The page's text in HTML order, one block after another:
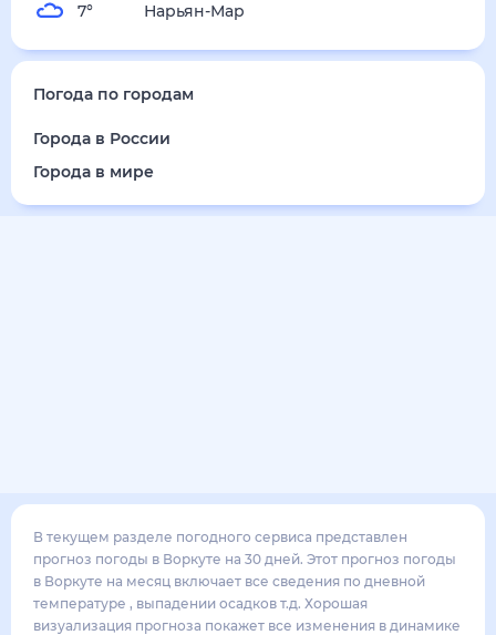
7° Нарьян-Мар
Погода по городам
Города в России
Города в мире
В текущем разделе погодного сервиса представлен
прогноз погоды в Воркуте на 30 дней. Этот прогноз погоды
в Воркуте на месяц включает все сведения по дневной
температуре , выпадении осадков т.д. Хорошая
визуализация прогноза покажет все изменения в динамике